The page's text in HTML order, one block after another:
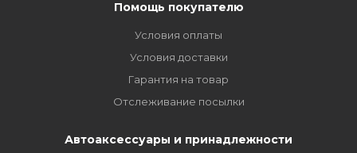
Помощь покупателю
Условия оплаты
Условия доставки
Гарантия на товар
Отслеживание посылки
Автоаксессуары и принадлежности